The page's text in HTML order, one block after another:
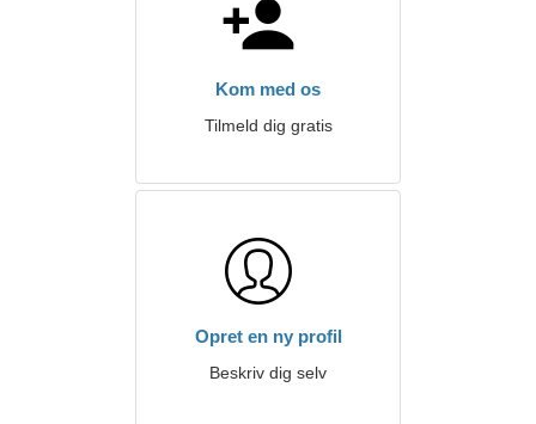
Kom med os
Tilmeld dig gratis
Opret en ny profil
Beskriv dig selv